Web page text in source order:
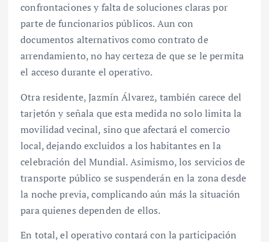
confrontaciones y falta de soluciones claras por
parte de funcionarios públicos. Aun con
documentos alternativos como contrato de
arrendamiento, no hay certeza de que se le permita
el acceso durante el operativo.
Otra residente, Jazmín Álvarez, también carece del
tarjetón y señala que esta medida no solo limita la
movilidad vecinal, sino que afectará el comercio
local, dejando excluidos a los habitantes en la
celebración del Mundial. Asimismo, los servicios de
transporte público se suspenderán en la zona desde
la noche previa, complicando aún más la situación
para quienes dependen de ellos.
En total, el operativo contará con la participación